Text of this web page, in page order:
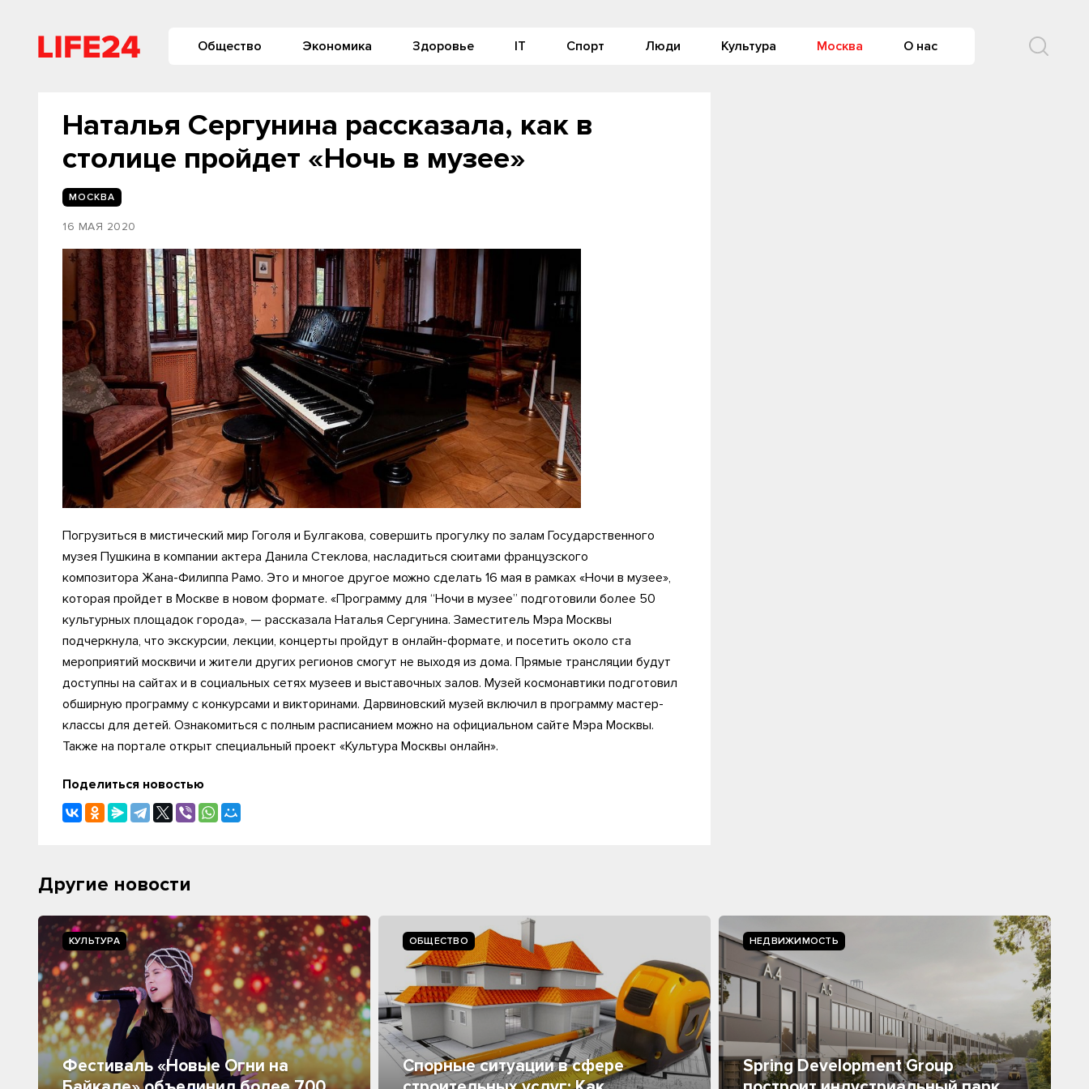
Общество Экономика Здоровье IT Спорт Люди Культура Москва О нас
Наталья Сергунина рассказала, как в
столице пройдет «Ночь в музее»
МОСКВА
16 МАЯ 2020
Погрузиться в мистический мир Гоголя и Булгакова, совершить прогулку по залам Государственного
музея Пушкина в компании актера Данила Стеклова, насладиться сюитами французского
композитора Жана-Филиппа Рамо. Это и многое другое можно сделать 16 мая в рамках «Ночи в музее»,
которая пройдет в Москве в новом формате. «Программу для “Ночи в музее” подготовили более 50
культурных площадок города», — рассказала Наталья Сергунина. Заместитель Мэра Москвы
подчеркнула, что экскурсии, лекции, концерты пройдут в онлайн-формате, и посетить около ста
мероприятий москвичи и жители других регионов смогут не выходя из дома. Прямые трансляции будут
доступны на сайтах и в социальных сетях музеев и выставочных залов. Музей космонавтики подготовил
обширную программу с конкурсами и викторинами. Дарвиновский музей включил в программу мастер-
классы для детей. Ознакомиться с полным расписанием можно на официальном сайте Мэра Москвы.
Также на портале открыт специальный проект «Культура Москвы онлайн».
Поделиться новостью
Другие новости
КУЛЬТУРА
Фестиваль «Новые Огни на
ОБЩЕСТВО
Спорные ситуации в сфере
НЕДВИЖИМОСТЬ
Spring Development Group